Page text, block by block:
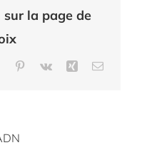
la page de
Tumblr Pinterest
Vk Xing Email